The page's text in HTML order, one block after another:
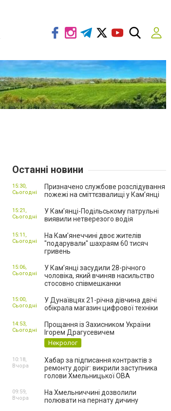
Останні новини
Призначено службове розслідування
пожежі на сміттєзвалищі у Кам’янці
15:30,
Сьогодні
У Кам’янці-Подільському патрульні
виявили нетверезого водія
15:21,
Сьогодні
На Камʼянеччині двоє жителів
"подарували" шахраям 60 тисяч
гривень
15:11,
Сьогодні
У Камʼянці засудили 28-річного
чоловіка, який вчиняв насильство
стосовно співмешканки
15:06,
Сьогодні
У Дунаївцях 21-річна дівчина двічі
обікрала магазин цифрової техніки
15:00,
Сьогодні
Прощання із Захисником України
Ігорем Драгусевичем
Некролог
14:53,
Сьогодні
Хабар за підписання контрактів з
ремонту доріг: викрили заступника
голови Хмельницької ОВА
10:18,
Вчора
На Хмельниччині дозволили
полювати на пернату дичину
09:59,
Вчора